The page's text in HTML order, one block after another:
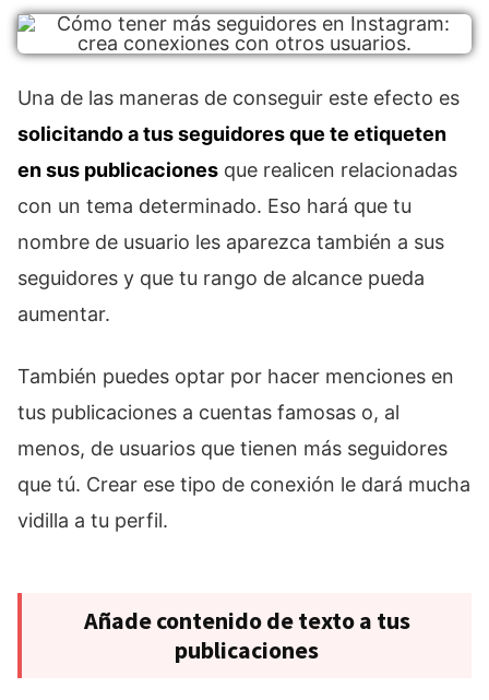
Una de las maneras de conseguir este efecto es
solicitando a tus seguidores que te etiqueten
en sus publicaciones que realicen relacionadas
con un tema determinado. Eso hará que tu
nombre de usuario les aparezca también a sus
seguidores y que tu rango de alcance pueda
aumentar.
También puedes optar por hacer menciones en
tus publicaciones a cuentas famosas o, al
menos, de usuarios que tienen más seguidores
que tú. Crear ese tipo de conexión le dará mucha
vidilla a tu perfil.
Añade contenido de texto a tus
publicaciones